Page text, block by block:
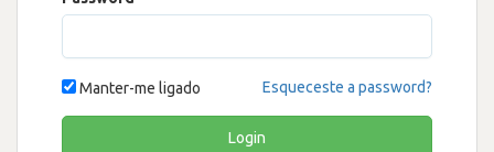
Manter-me ligado Esqueceste a password?
Login